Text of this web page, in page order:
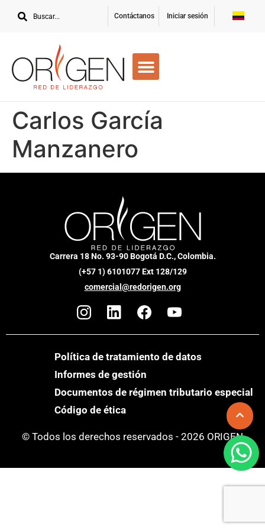
Contáctanos Iniciar sesión
Carlos García
Manzanero
Carrera 18 No. 93-90 Bogotá D.C., Colombia.
(+57 1) 6101077 Ext 128/129
comercial@redorigen.org
Política de tratamiento de datos
Informes de gestión
Documentos de régimen tributario especial
Código de ética
© Todos los derechos reservados - 2026 ORIGEN